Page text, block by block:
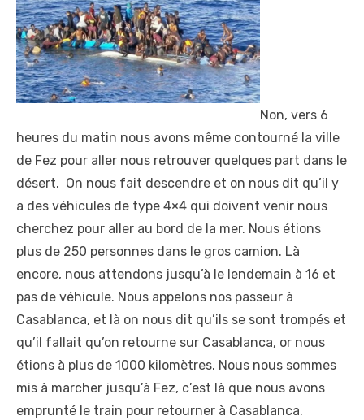
Non, vers 6
heures du matin nous avons même contourné la ville
de Fez pour aller nous retrouver quelques part dans le
désert. On nous fait descendre et on nous dit qu’il y
a des véhicules de type 4×4 qui doivent venir nous
cherchez pour aller au bord de la mer. Nous étions
plus de 250 personnes dans le gros camion. Là
encore, nous attendons jusqu’à le lendemain à 16 et
pas de véhicule. Nous appelons nos passeur à
Casablanca, et là on nous dit qu’ils se sont trompés et
qu’il fallait qu’on retourne sur Casablanca, or nous
étions à plus de 1000 kilomètres. Nous nous sommes
mis à marcher jusqu’à Fez, c’est là que nous avons
emprunté le train pour retourner à Casablanca.